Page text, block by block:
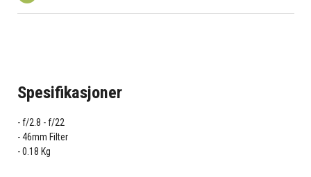
Spesifikasjoner
f/2.8 - f/22
46mm Filter
0.18 Kg